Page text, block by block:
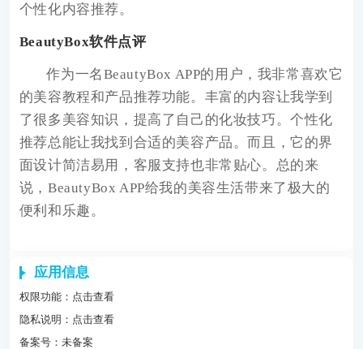
个性化内容推荐。
BeautyBox软件点评
作为一名BeautyBox APP的用户，我非常喜欢它
的美容教程和产品推荐功能。丰富的内容让我学到
了很多美容知识，提高了自己的化妆技巧。个性化
推荐总能让我找到合适的美容产品。而且，它的界
面设计简洁易用，客服支持也非常贴心。总的来
说，BeautyBox APP给我的美容生活带来了极大的
便利和乐趣。
应用信息
权限功能： 点击查看
隐私说明： 点击查看
备案号：未备案